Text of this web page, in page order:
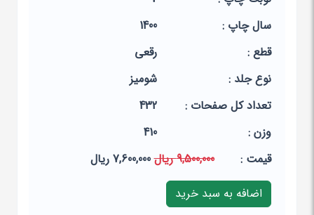
سال چاپ :
1400
قطع :
رقعی
نوع جلد :
شومیز
تعداد کل صفحات :
432
وزن :
410
قيمت :
9,500,000 ریال 7,600,000 ریال